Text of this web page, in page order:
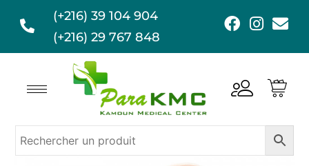
(+216) 39 104 904
(+216) 29 767 848
F
c
b
o
I
s
E
v
l
o
e